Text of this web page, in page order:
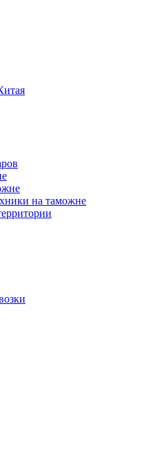
на таможне